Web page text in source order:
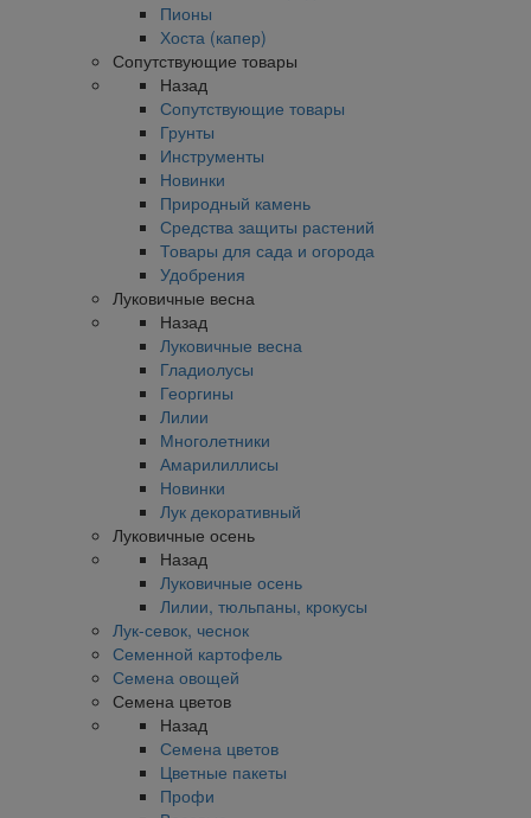
Пионы
Хоста (капер)
Сопутствующие товары
Назад
Сопутствующие товары
Грунты
Инструменты
Новинки
Природный камень
Средства защиты растений
Товары для сада и огорода
Удобрения
Луковичные весна
Назад
Луковичные весна
Гладиолусы
Георгины
Лилии
Многолетники
Амарилиллисы
Новинки
Лук декоративный
Луковичные осень
Назад
Луковичные осень
Лилии, тюльпаны, крокусы
Лук-севок, чеснок
Семенной картофель
Семена овощей
Семена цветов
Назад
Семена цветов
Цветные пакеты
Профи